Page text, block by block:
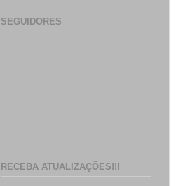
SEGUIDORES
RECEBA ATUALIZAÇÕES!!!